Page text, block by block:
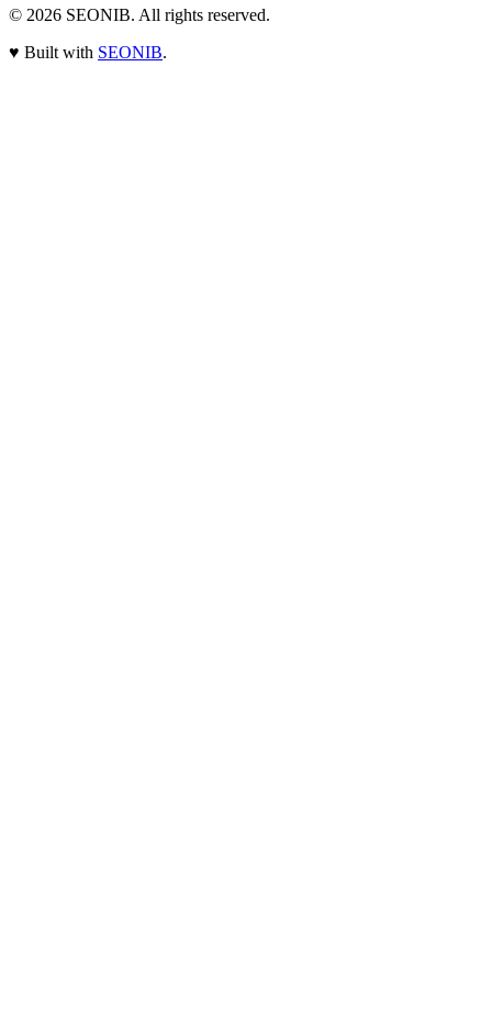
© 2026 SEONIB. All rights reserved.
♥ Built with SEONIB.